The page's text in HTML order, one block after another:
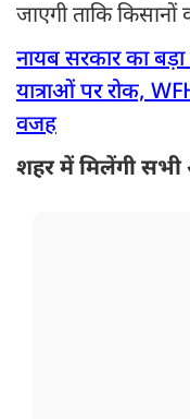
जाएगी ताकि किसानों
नायब सरकार का
यात्राओं पर रोक,
वजह
शहर में मिलेंगी